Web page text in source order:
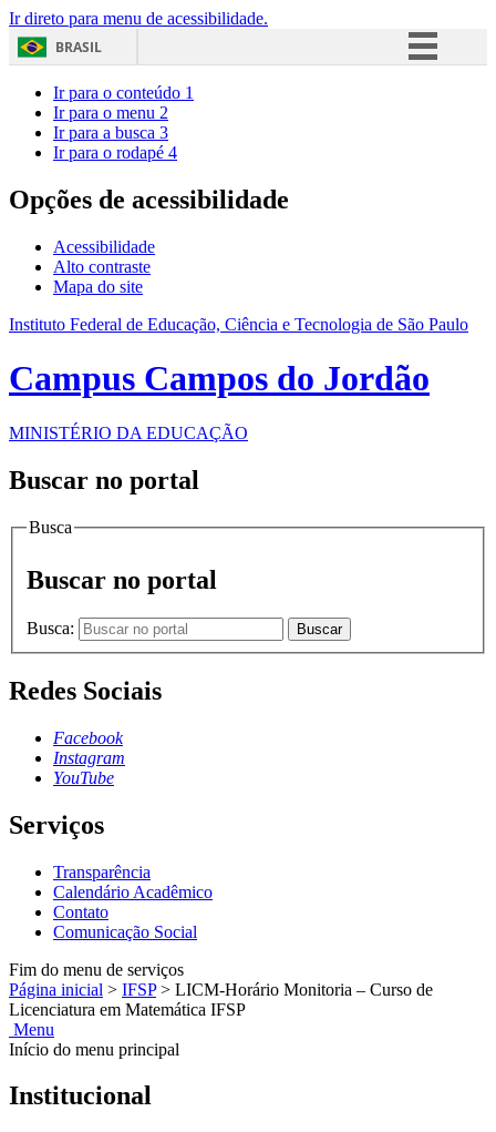
Ir direto para menu de acessibilidade.
BRASIL
Acesso à informação
Ir para o conteúdo 1
Ir para o menu 2
Ir para a busca 3
Ir para o rodapé 4
Opções de acessibilidade
Acessibilidade
Alto contraste
Mapa do site
Instituto Federal de Educação, Ciência e Tecnologia de São Paulo
Campus Campos do Jordão
MINISTÉRIO DA EDUCAÇÃO
Buscar no portal
Busca
Buscar no portal
Busca: Buscar
Redes Sociais
Facebook
Instagram
YouTube
Serviços
Transparência
Calendário Acadêmico
Contato
Comunicação Social
Fim do menu de serviços
Página inicial > IFSP > LICM-Horário Monitoria – Curso de
Licenciatura em Matemática IFSP
Menu
Início do menu principal
Institucional